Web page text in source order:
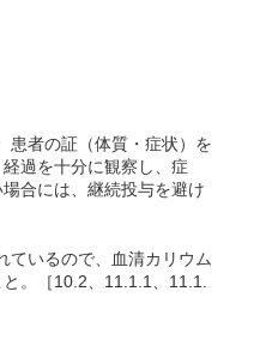
者の証（体質・症状）を
過を十分に観察し、症
合には、継続投与を避け
いるので、血清カリウム
。［10.2、11.1.1、11.1.